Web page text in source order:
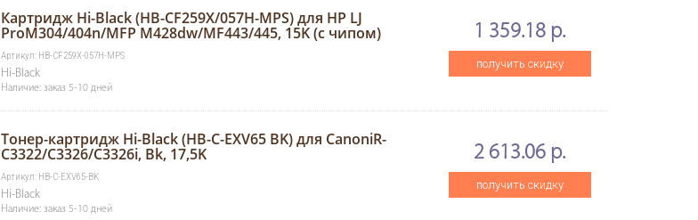
Картридж Hi-Black (HB-CF259X/057H-MPS) для HP LJ
ProM304/404n/MFP M428dw/MF443/445, 15K (с чипом)
Артикул: HB-CF259X-057H-MPS
Hi-Black
Наличие: заказ 5-10 дней
1 359.18 р.
получить скидку
Тонер-картридж Hi-Black (HB-C-EXV65 BK) для CanoniR-
C3322/C3326/C3326i, Bk, 17,5K
Артикул: HB-C-EXV65-BK
Hi-Black
Наличие: заказ 5-10 дней
2 613.06 р.
получить скидку